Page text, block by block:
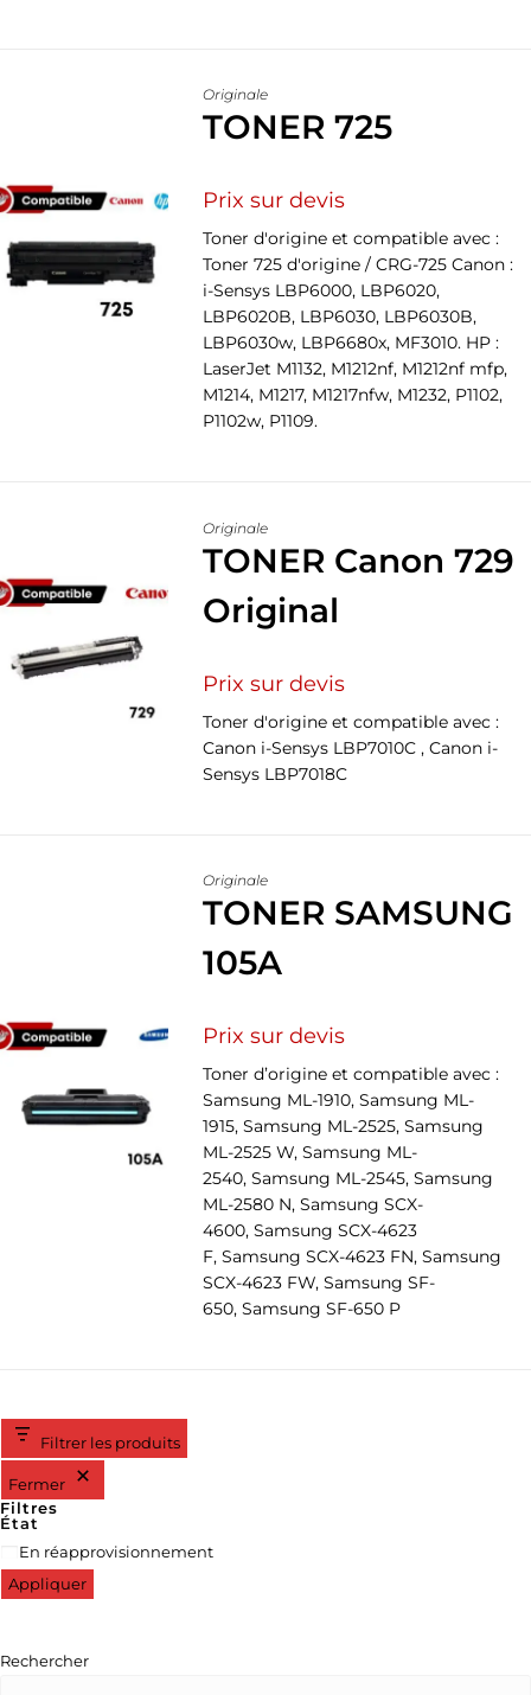
Originale
TONER 725
Prix sur devis
Toner d'origine et compatible avec :
Toner 725 d'origine / CRG-725 Canon :
i-Sensys LBP6000, LBP6020,
LBP6020B, LBP6030, LBP6030B,
LBP6030w, LBP6680x, MF3010. HP :
LaserJet M1132, M1212nf, M1212nf mfp,
M1214, M1217, M1217nfw, M1232, P1102,
P1102w, P1109.
Originale
TONER Canon 729
Original
Prix sur devis
Toner d'origine et compatible avec :
Canon i-Sensys LBP7010C , Canon i-
Sensys LBP7018C
Originale
TONER SAMSUNG
105A
Prix sur devis
Toner d’origine et compatible avec :
Samsung ML-1910, Samsung ML-
1915, Samsung ML-2525, Samsung
ML-2525 W, Samsung ML-
2540, Samsung ML-2545, Samsung
ML-2580 N, Samsung SCX-
4600, Samsung SCX-4623
F, Samsung SCX-4623 FN, Samsung
SCX-4623 FW, Samsung SF-
650, Samsung SF-650 P
Filtrer les produits
Fermer
Filtres
État
En réapprovisionnement
Appliquer
Rechercher